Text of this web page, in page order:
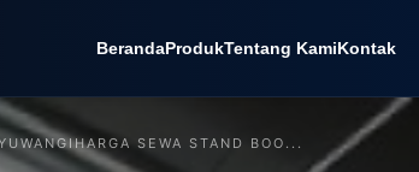
BerandaProdukTentang KamiKontak
HARGA SEWA STAND BOO...